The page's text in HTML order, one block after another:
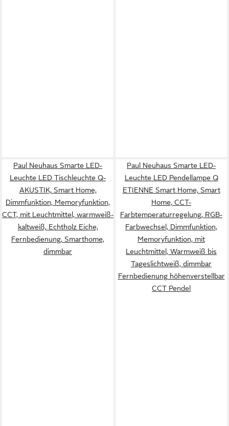
Paul Neuhaus Smarte LED-
Leuchte LED Tischleuchte Q-
AKUSTIK, Smart Home,
Dimmfunktion, Memoryfunktion,
CCT, mit Leuchtmittel, warmweiß-
kaltweiß, Echtholz Eiche,
Fernbedienung, Smarthome,
dimmbar
Paul Neuhaus Smarte LED-
Leuchte LED Pendellampe Q
ETIENNE Smart Home, Smart
Home, CCT-
Farbtemperaturregelung, RGB-
Farbwechsel, Dimmfunktion,
Memoryfunktion, mit
Leuchtmittel, Warmweiß bis
Tageslichtweiß, dimmbar
Fernbedienung höhenverstellbar
CCT Pendel